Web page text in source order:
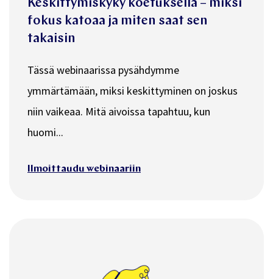
Keskittymiskyky koetuksella – miksi
fokus katoaa ja miten saat sen
takaisin
Tässä webinaarissa pysähdymme
ymmärtämään, miksi keskittyminen on joskus
niin vaikeaa. Mitä aivoissa tapahtuu, kun
huomi...
Ilmoittaudu webinaariin